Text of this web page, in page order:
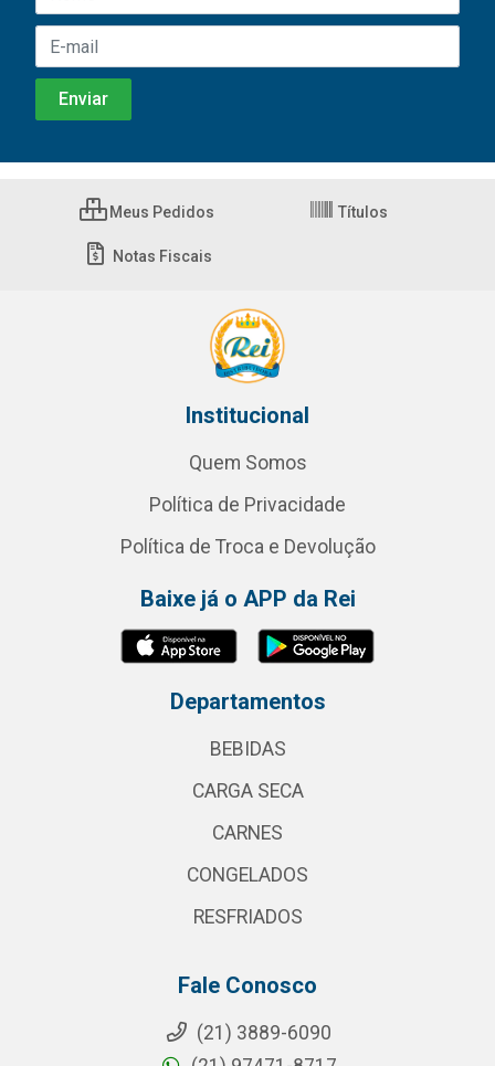
Meus Pedidos Títulos
Notas Fiscais
Institucional
Quem Somos
Política de Privacidade
Política de Troca e Devolução
Baixe já o APP da Rei
Departamentos
BEBIDAS
CARGA SECA
CARNES
CONGELADOS
RESFRIADOS
Fale Conosco
(21) 3889-6090